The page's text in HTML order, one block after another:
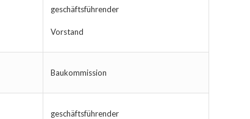
geschäftsführender
Vorstand
Baukommission
geschäftsführender